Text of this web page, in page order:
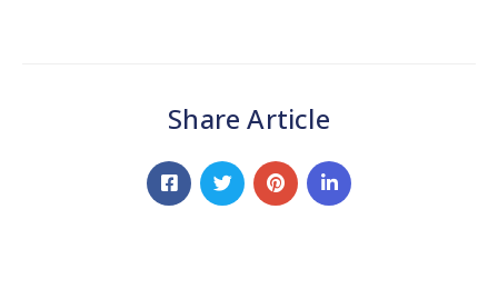
Share Article